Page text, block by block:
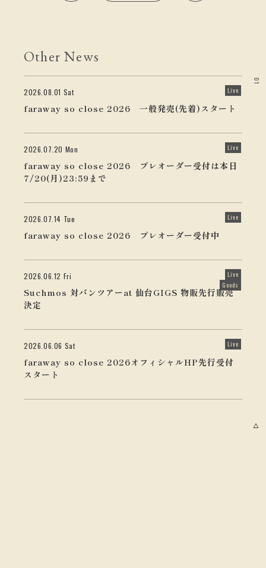
01
Other News
2026.08.01 Sat Live
faraway so close 2026 一般発売(先着)スタート
2026.07.20 Mon Live
faraway so close 2026 プレオーダー受付は本日
7/20(月)23:59まで
2026.07.14 Tue Live
faraway so close 2026 プレオーダー受付中
2026.06.12 Fri
Live
Goods
Suchmos 対バンツアーat 仙台GIGS 物販先行販売
決定
2026.06.06 Sat Live
faraway so close 2026オフィシャルHP先行受付
スタート